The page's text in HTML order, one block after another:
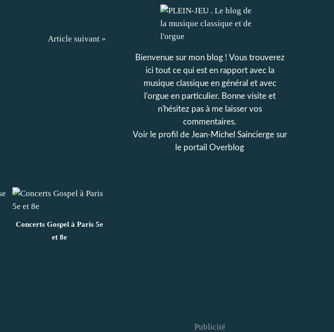
Article suivant »
Concerts Gospel à Paris 5e
et 8e
Bienvenue sur mon blog ! Vous trouverez
ici tout ce qui est en rapport avec la
musique classique en général et avec
l'orgue en particulier. Bonne visite et
n'hésitez pas à me laisser vos
commentaires.
Voir le profil de Jean-Michel Sainciergesur
le portail Overblog
Publicité